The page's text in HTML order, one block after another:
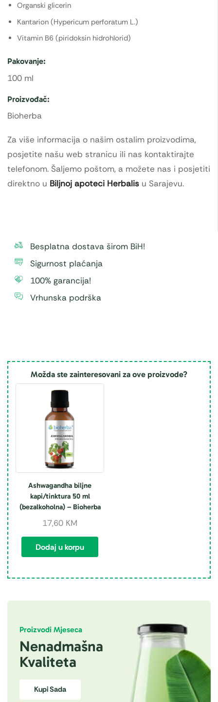
Organski glicerin
Kantarion (Hypericum perforatum L.)
Vitamin B6 (piridoksin hidrohlorid)
Pakovanje:
100 ml
Proizvođač:
Bioherba
Za više informacija o našim ostalim proizvodima,
posjetite našu web stranicu ili nas kontaktirajte
telefonom. Šaljemo poštom, a možete nas i posjetiti
direktno u Biljnoj apoteci Herbalis u Sarajevu.
Besplatna dostava širom BiH!
Sigurnost plaćanja
100% garancija!
Vrhunska podrška
Možda ste zainteresovani za ove proizvode?
Ashwagandha biljne
kapi/tinktura 50 ml
(bezalkoholna) – Bioherba
17,60 KM
Dodaj u korpu
Proizvodi Mjeseca
Nenadmašna
Kvaliteta
Kupi Sada